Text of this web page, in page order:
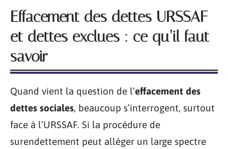
Effacement des dettes URSSAF
et dettes exclues : ce qu’il faut
savoir
Quand vient la question de l’effacement des
dettes sociales, beaucoup s’interrogent, surtout
face à l’URSSAF. Si la procédure de
surendettement peut alléger un large spectre